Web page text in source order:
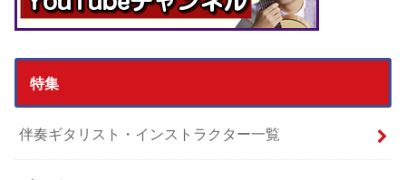
特集
伴奏ギタリスト・インストラクター一覧